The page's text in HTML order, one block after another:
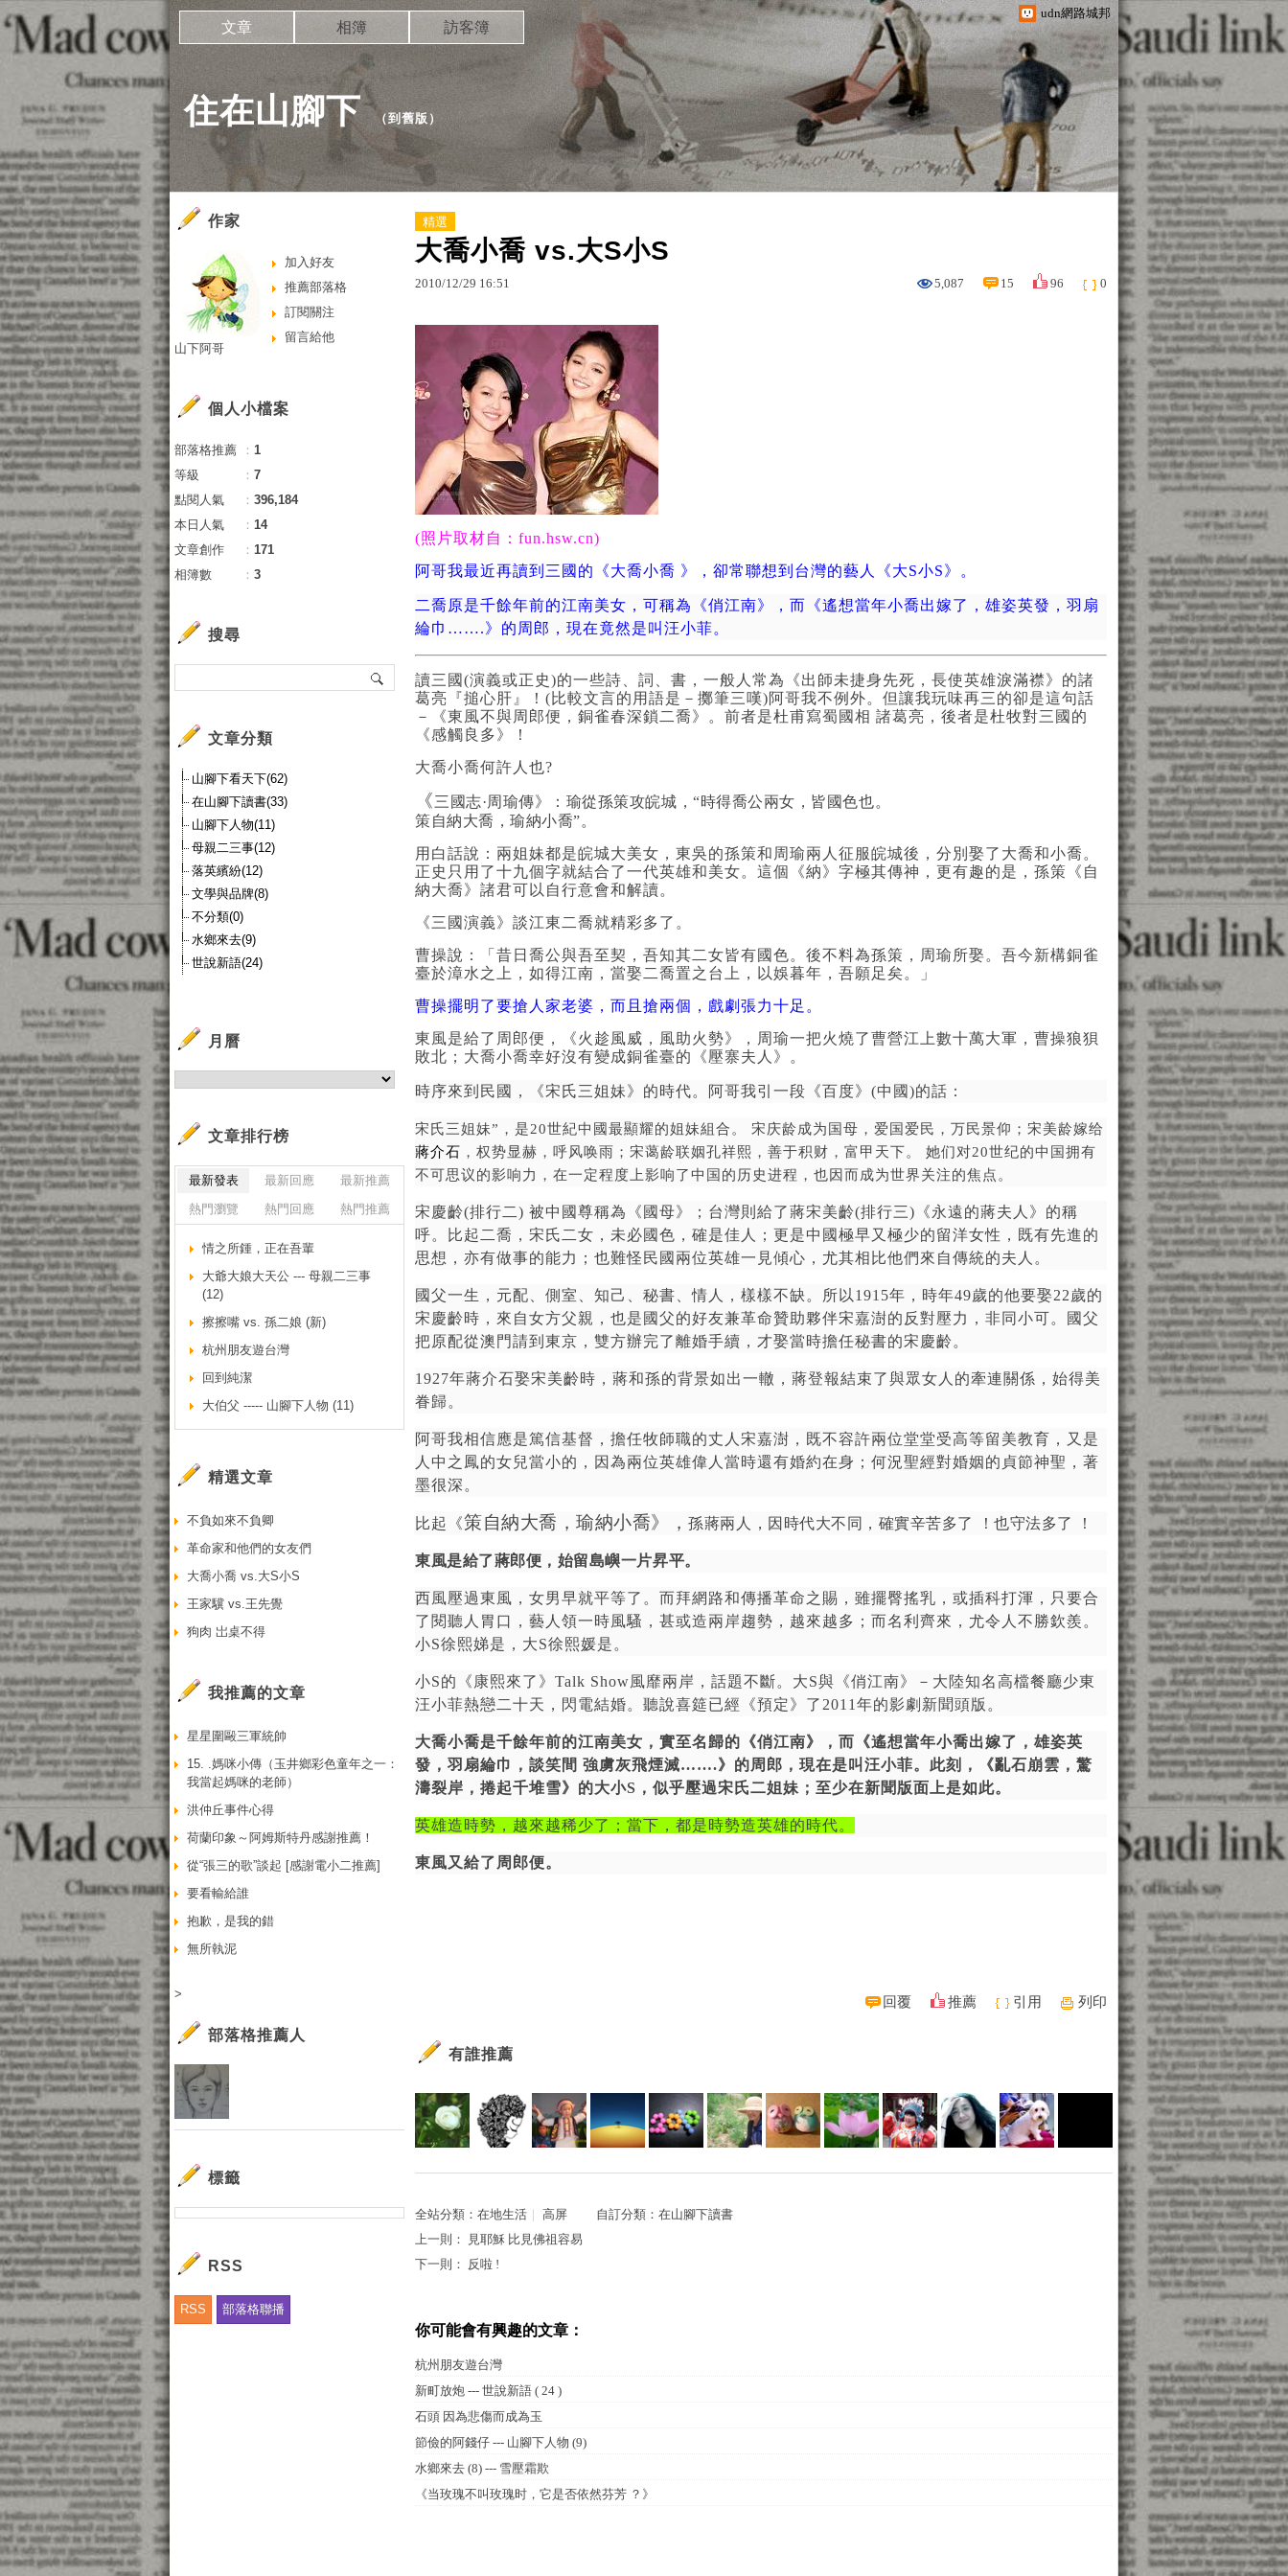
udn網路城邦
住在山腳下 （到舊版 ）
文章 相簿 訪客簿
精選
大喬小喬 vs.大S小S
2010/12/29 16:51 5,087 15 96 0
(照片取材自：fun.hsw.cn)
阿哥我最近再讀到三國的《大喬小喬 》，卻常聯想到台灣的藝人《大S小S》。
二喬原是千餘年前的江南美女，可稱為《俏江南》，而《遙想當年小喬出嫁了，雄姿英發，羽扇
綸巾 …….》的周郎，現在竟然是叫汪小菲。
讀三國 (演義或正史)的一些詩、詞、書，一般人常為《出師未捷身先死，長使英雄淚滿襟》的諸
葛亮『搥心肝』！ (比較文言的用語是－擲筆三嘆)阿哥我不例外。但讓我玩味再三的卻是這句話
－《東風不與周郎便，銅雀春深鎖二喬》。前者是杜甫寫蜀國相 諸葛亮，後者是杜牧對三國的
《感觸良多》！
大喬小喬何許人也?
《三國志·周瑜傳》：瑜從孫策攻皖城，“時得喬公兩女，皆國色也。
策自納大喬，瑜納小喬”。
用白話說：兩姐妹都是皖城大美女，東吳的孫策和周瑜兩人征服皖城後，分別娶了大喬和小喬。
正史只用了十九個字就結合了一代英雄和美女。這個《納》字極其傳神，更有趣的是，孫策《自
納大喬》 諸君可以自行意會和解讀。
《三國演義》談江東二喬就精彩多了。
曹操說：「昔日喬公與吾至契，吾知其二女皆有國色。後不料為孫策，周瑜所娶。吾今新構銅雀
臺於漳水之上，如得江南，當娶二喬置之台上，以娛暮年，吾願足矣。」
曹操擺明了要搶人家老婆，而且搶兩個，戲劇張力十足。
東風是給了周郎便，《火趁風威，風助火勢》，周瑜一把火燒了曹營江上數十萬大軍，曹操狼狽
敗北；大喬小喬幸好沒有變成銅雀臺的《壓寨夫人》。
時序來到民國，《宋氏三姐妹》的時代。阿哥我引一段《百度》 (中國 )的話：
宋氏三姐妹” ，是20世紀中國最顯耀的姐妹組合。 宋庆龄成为国母，爱国爱民，万民景仰；宋美龄嫁给
蔣介石 ，权势显赫，呼风唤雨；宋蔼龄联姻孔祥熙，善于积财，富甲天下。 她们对20世纪的中国拥有
不可思议的影响力，在一定程度上影响了中国的历史进程，也因而成为世界关注的焦点。
宋慶齡(排行二) 被中國尊稱為《國母》；台灣則給了蔣宋美齡(排行三) 《永遠的蔣夫人》的稱
呼。比起二喬，宋氏二女，未必國色，確是佳人；更是中國極早又極少的留洋女性，既有先進的
思想，亦有做事的能力；也難怪民國兩位英雄一見傾心，尤其相比他們來自傳統的夫人。
國父一生，元配、側室、知己、秘書、情人，樣樣不缺。所以 1915年，時年49歲的他要娶22歲的
宋慶齡時，來自女方父親，也是國父的好友兼革命贊助夥伴宋嘉澍的反對壓力，非同小可。國父
把原配從澳門請到東京，雙方辦完了離婚手續，才娶當時擔任秘書的宋慶齡。
1927年蔣介石娶宋美齡時，蔣和孫的背景如出一轍，蔣登報結束了與眾女人的牽連關係，始得美
眷歸。
阿哥我相信應是篤信基督，擔任牧師職的丈人宋嘉澍，既不容許兩位堂堂受高等留美教育，又是
人中之鳳的女兒當小的，因為兩位英雄偉人當時還有婚約在身；何況聖經對婚姻的貞節神聖，著
墨很深。
比起《策自納大喬，瑜納小喬》，孫蔣兩人，因時代大不同，確實辛苦多了 ！也守法多了 ！
東風是給了蔣郎便，始留島嶼一片昇平。
西風壓過東風，女男早就平等了。而拜網路和傳播革命之賜，雖擺臀搖乳，或插科打渾，只要合
了閱聽人胃口，藝人領一時風騷，甚或造兩岸趨勢，越來越多；而名利齊來，尤令人不勝欽羨。
小S徐熙娣是，大S徐熙媛是。
小S的《康熙來了》 Talk Show風靡兩岸，話題不斷。大S與《俏江南》－大陸知名高檔餐廳少東
汪小菲熱戀二十天，閃電結婚。聽說喜筵已經《預定》了 2011 年的影劇新聞頭版。
大喬小喬是千餘年前的江南美女，實至名歸的《俏江南》，而《遙想當年小喬出嫁了，雄姿英
發，羽扇綸巾，談笑間 強虜灰飛煙滅…….》的周郎，現在是叫汪小菲。此刻，《亂石崩雲，驚
濤裂岸，捲起千堆雪》的大小S，似乎壓過宋氏二姐妹；至少在新聞版面上是如此。
英雄造時勢，越來越稀少了；當下，都是時勢造英雄的時代。
東風又給了周郎便。
回覆 推薦 引用 列印
有誰推薦
全站分類： 在地生活 高屏 自訂分類： 在山腳下讀書
上一則：
見耶穌 比見佛祖容易
下一則： 反啦 !
你可能會有興趣的文章：
杭州朋友遊台灣
新町放炮 --- 世說新語 ( 24 )
石頭 因為悲傷而成為玉
節儉的阿錢仔 --- 山腳下人物 (9)
水鄉來去 (8) --- 雪壓霜欺
《当玫瑰不叫玫瑰时，它是否依然芬芳 ？》
作家
加入好友
推薦部落格
訂閱關注
留言給他
山下阿哥
個人小檔案
部落格推薦 ： 1
等級
： 7
點閱人氣
： 396,184
本日人氣
： 14
文章創作
： 171
相簿數
： 3
搜尋
文章分類
山腳下看天下(62)
在山腳下讀書(33)
山腳下人物(11)
母親二三事(12)
落英繽紛(12)
文學與品牌(8)
不分類(0)
水鄉來去(9)
世說新語(24)
月曆
文章排行榜
最新發表 最新回應
最新推薦
熱門瀏覽
熱門回應 熱門推薦
情之所鍾，正在吾輩
大爺大娘大天公 --- 母親二三事
(12)
擦擦嘴 vs. 孫二娘 (新)
杭州朋友遊台灣
回到純潔
大伯父 ----- 山腳下人物 (11)
精選文章
不負如來不負卿
革命家和他們的女友們
大喬小喬 vs.大S小S
王家驥 vs.王先覺
狗肉 岀桌不得
我推薦的文章
星星圍毆三軍統帥
15. .媽咪小傳（玉井鄉彩色童年之一：
我當起媽咪的老師）
洪仲丘事件心得
荷蘭印象～阿姆斯特丹感謝推薦！
從“張三的歌”談起 [感謝電小二推薦]
要看輸給誰
抱歉，是我的錯
無所執泥
>
部落格推薦人
標籤
RSS
RSS 部落格聯播